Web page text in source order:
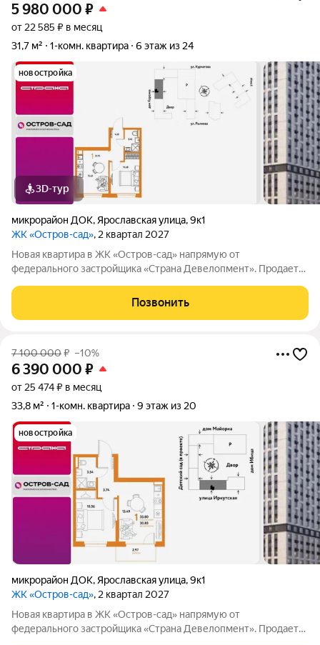
5 980 000 ₽
от 22 585 ₽ в месяц
31,7 м²
1-комн. квартира 6 этаж из 24
новостройка
3D-тур
микрорайон ДОК, Ярославская улица,9к1
ЖК «Остров-сад», 2 квартал 2027
Новая квартира в ЖК «Остров-сад» напрямую от
федерального застройщика «Страна Девелопмент». Продается
Девелопмент. Площадь квартиры 31,66 кв. м. Жилой комплекс
Позвонить
7 100 000₽ –10%
6 390 000 ₽
от 25 474 ₽ в месяц
33,8 м²
1-комн. квартира 9 этаж из 20
новостройка
микрорайон ДОК, Ярославская улица,9к1
ЖК «Остров-сад», 2 квартал 2027
Новая квартира в ЖК «Остров-сад» напрямую от
федерального застройщика «Страна Девелопмент». Продается